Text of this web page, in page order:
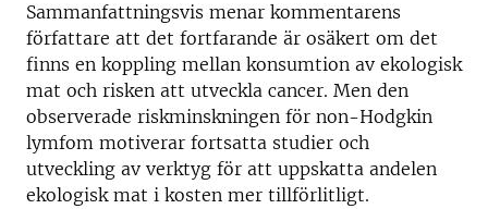
Sammanfattningsvis menar kommentarens
författare att det fortfarande är osäkert om det
finns en koppling mellan konsumtion av ekologisk
mat och risken att utveckla cancer. Men den
observerade riskminskningen för non-Hodgkin
lymfom motiverar fortsatta studier och
utveckling av verktyg för att uppskatta andelen
ekologisk mat i kosten mer tillförlitligt.